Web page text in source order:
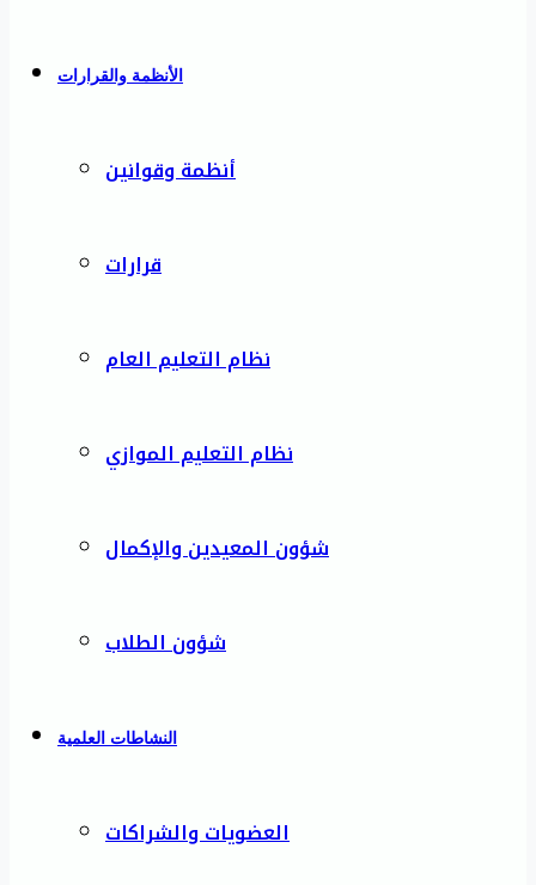
الأنظمة والقرارات
أنظمة وقوانين
قرارات
نظام التعليم العام
نظام التعليم الموازي
شؤون المعيدين والإكمال
شؤون الطلاب
النشاطات العلمية
العضويات والشراكات